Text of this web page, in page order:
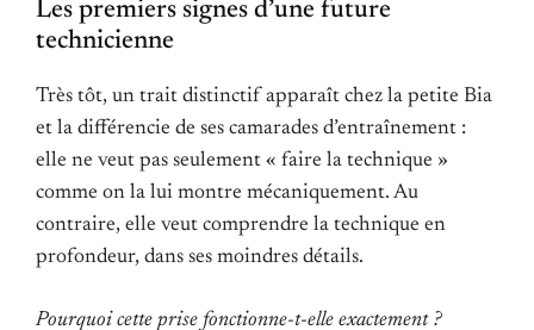
Les premiers signes d’une future
technicienne
Très tôt, un trait distinctif apparaît chez la petite Bia
et la différencie de ses camarades d’entraînement :
elle ne veut pas seulement « faire la technique »
comme on la lui montre mécaniquement. Au
contraire, elle veut comprendre la technique en
profondeur, dans ses moindres détails.
Pourquoi cette prise fonctionne-t-elle exactement ?